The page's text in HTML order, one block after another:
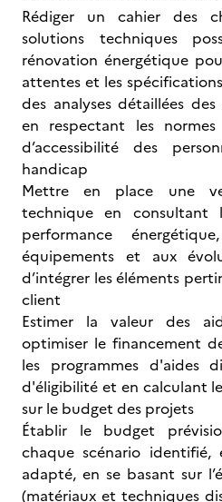
Rédiger un cahier des
solutions techniques
rénovation énergétique
attentes et les
des analyses détaillées
en respectant les
d’accessibilité des
handicap
Mettre en place une
technique en consultant
performance
équipements et aux
d’intégrer les éléments
client
Estimer la valeur des
optimiser le financement
les programmes d'aides
d'éligibilité et en calculant
sur le budget des projets
Établir le budget
chaque scénario
adapté, en se basant sur
(matériaux et techniques